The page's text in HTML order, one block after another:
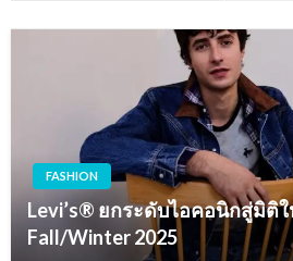
FASHION
Levi’s® ยกระดับไอคอนิกสู่มิติ
Fall/Winter 2025